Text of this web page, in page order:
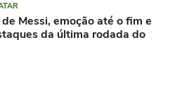
Messi, emoção até o fim e
da última rodada do